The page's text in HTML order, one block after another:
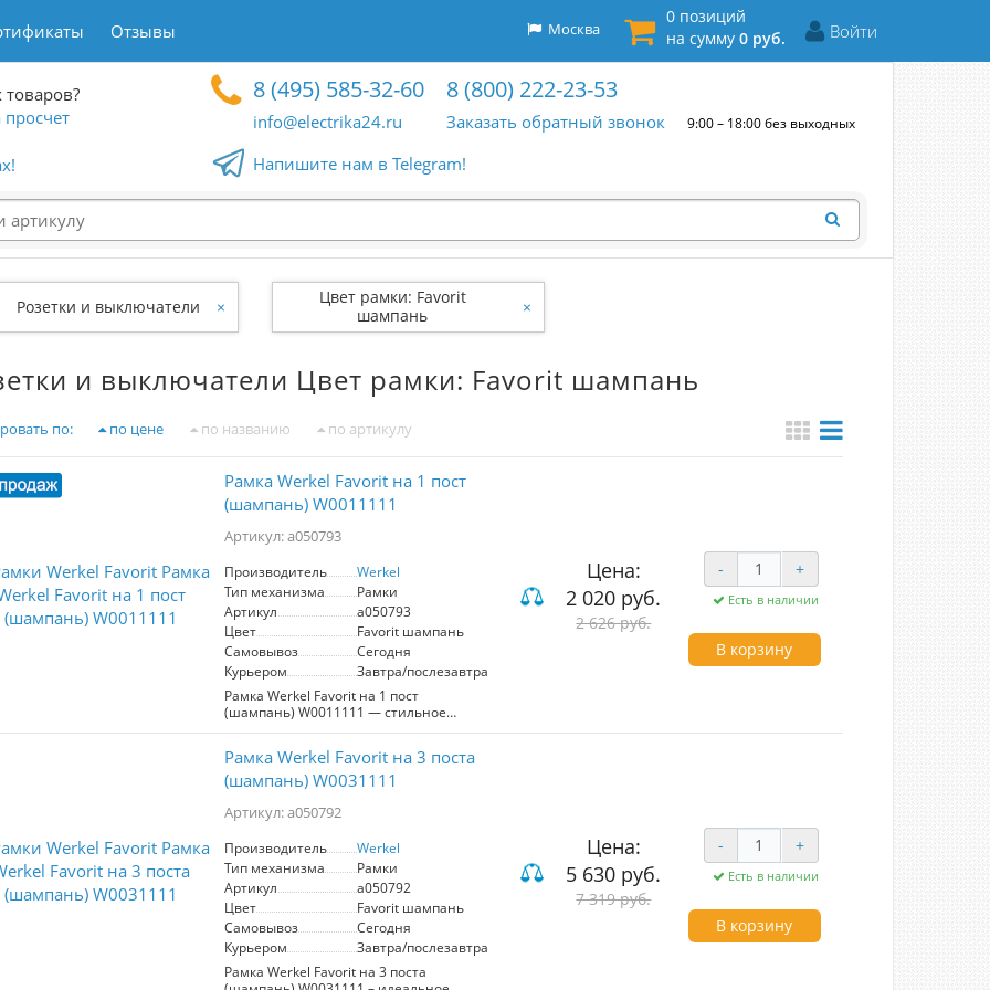
Отзывы Войти
0 позиций
на сумму 0 руб.
Москва
8 (495) 585-32-60
info@electrika24.ru
8 (800) 222-23-53
Заказать обратный звонок 9:00 – 18:00 без выходных
Напишите нам в Telegram!
Розетки и выключатели ×
Цвет рамки: Favorit
шампань
×
и выключатели Цвет рамки: Favorit шампань
по: по цене по названию по артикулу
Рамка Werkel Favorit на 1 пост
(шампань) W0011111
Артикул: a050793
Производитель
Werkel
Тип механизма
Рамки
Артикул
a050793
Цвет
Favorit шампань
Самовывоз
Сегодня
Курьером
Завтра/послезавтра
Рамка Werkel Favorit на 1 пост
(шампань) W0011111 — стильное
решение для вашего интерьера.
материалов, она обеспечивает
надежность и долговечность.
Элегантный шампановый цвет
добавляет изысканности и гармонично
рамка идеально подходит для
установки различных электрических
устройств, таких как выключатели и
розетки, обеспечивая легкость в
использовании и доступность.
Простота монтажа позволяет быстро и
без лишних усилий обновить
пространство. Выбирая рамку Werkel,
вы получаете не только
Цена:
2 020 руб.
2 626 руб.
- +
Есть в наличии
В корзину
Рамка Werkel Favorit на 3 поста
(шампань) W0031111
Артикул: a050792
Производитель
Werkel
Тип механизма
Рамки
Артикул
a050792
Цвет
Favorit шампань
Самовывоз
Сегодня
Курьером
Завтра/послезавтра
Рамка Werkel Favorit на 3 поста
Цена:
5 630 руб.
7 319 руб.
- +
Есть в наличии
В корзину